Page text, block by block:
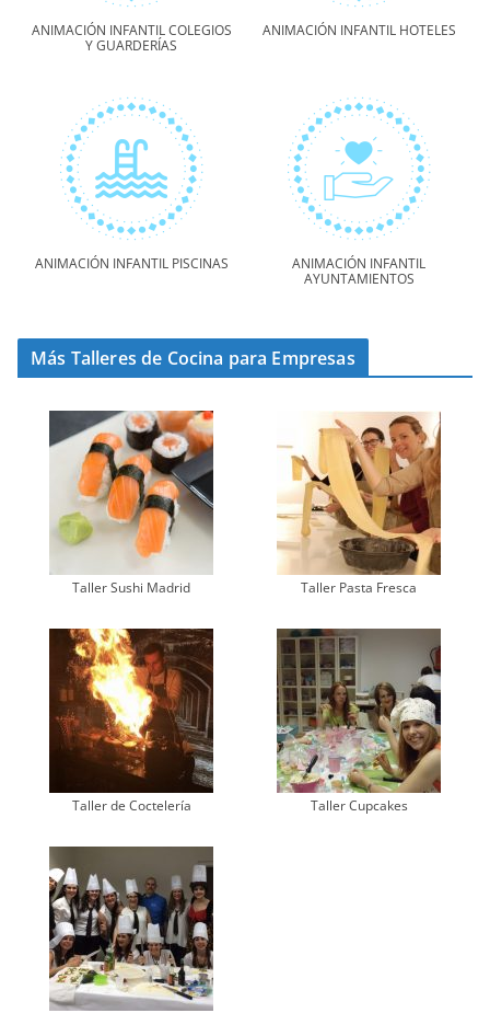
ANIMACIÓN INFANTIL COLEGIOS
Y GUARDERÍAS
ANIMACIÓN INFANTIL HOTELES
ANIMACIÓN INFANTIL PISCINAS
ANIMACIÓN INFANTIL
AYUNTAMIENTOS
Más Talleres de Cocina para Empresas
Taller Sushi Madrid Taller Pasta Fresca
Taller de Coctelería Taller Cupcakes